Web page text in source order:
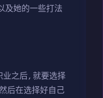
她的一些打法
业之后,就要选择
后在选择好自己